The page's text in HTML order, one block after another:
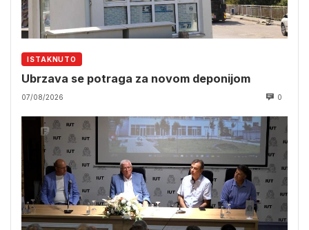
ISTAKNUTO
Ubrzava se potraga za novom deponijom
07/08/2026 0